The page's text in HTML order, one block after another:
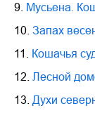
9. Мусьена.
10. Запах
11. Кошачья
12. Лесной
13. Духи